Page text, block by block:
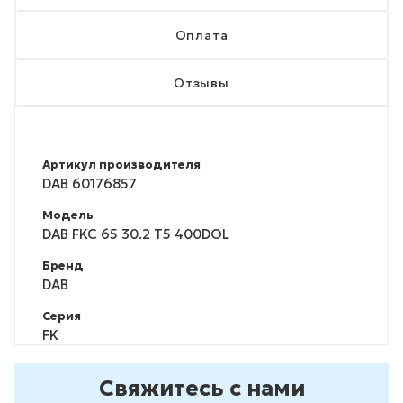
Оплата
Отзывы
Артикул производителя
DAB 60176857
Модель
DAB FKC 65 30.2 T5 400DOL
Бренд
DAB
Серия
FK
Свяжитесь с нами